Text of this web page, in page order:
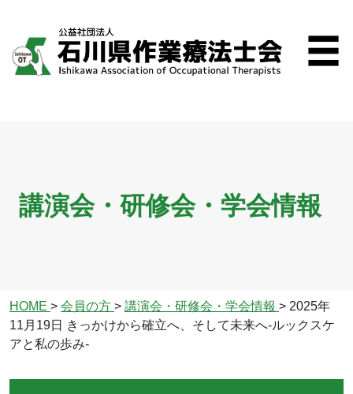
講演会・研修会・学会情報
HOME > 会員の方 > 講演会・研修会・学会情報 > 2025年
11月19日 きっかけから確立へ、そして未来へ-ルックスケ
アと私の歩み-